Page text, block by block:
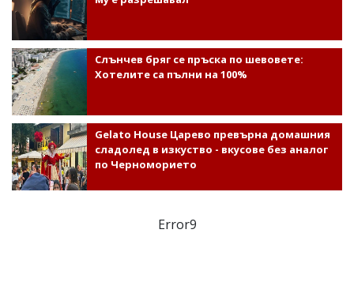
Слънчев бряг се пръска по шевовете:
Хотелите са пълни на 100%
Gelato House Царево превърна домашния
сладолед в изкуство - вкусове без аналог
по Черноморието
Error9